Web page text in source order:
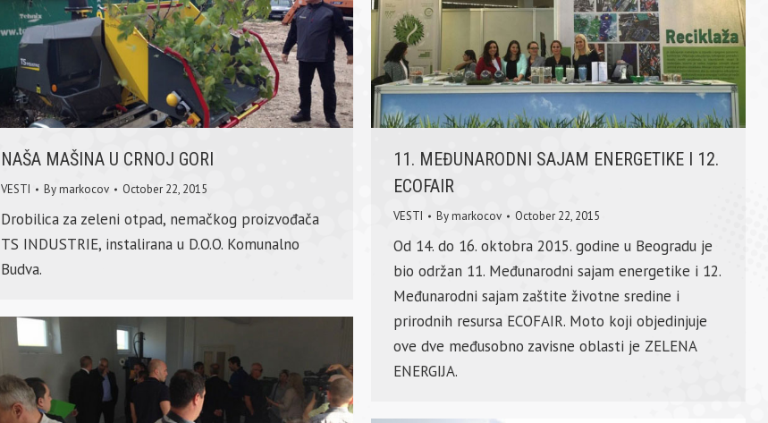
NAŠA MAŠINA U CRNOJ GORI
VESTI By markocov October 22, 2015
Drobilica za zeleni otpad, nemačkog proizvođača
TS INDUSTRIE, instalirana u D.O.O. Komunalno
Budva.
11. MEĐUNARODNI SAJAM ENERGETIKE I 12.
ECOFAIR
VESTI Bymarkocov October 22, 2015
Od 14. do 16. oktobra 2015. godine u Beogradu je
bio održan 11. Međunarodni sajam energetike i 12.
Međunarodni sajam zaštite životne sredine i
prirodnih resursa ECOFAIR. Moto koji objedinjuje
ove dve međusobno zavisne oblasti je ZELENA
ENERGIJA.